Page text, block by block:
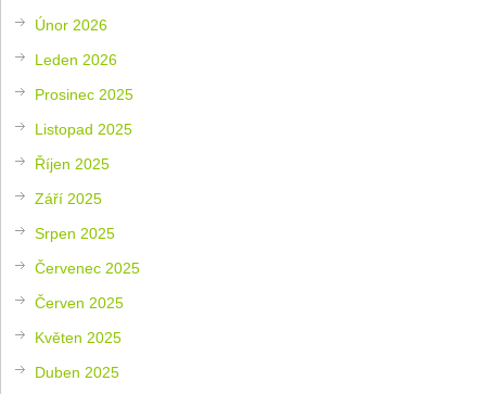
Únor 2026
Leden 2026
Prosinec 2025
Listopad 2025
Říjen 2025
Září 2025
Srpen 2025
Červenec 2025
Červen 2025
Květen 2025
Duben 2025